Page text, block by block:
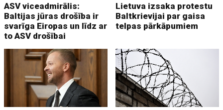
ASV viceadmirālis:
Baltijas jūras drošība ir
svarīga Eiropas un līdz ar
to ASV drošībai
Lietuva izsaka protestu
Baltkrievijai par gaisa
telpas pārkāpumiem